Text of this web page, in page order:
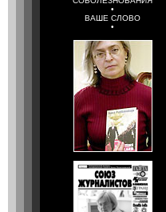
•
ВАШЕ СЛОВО
•